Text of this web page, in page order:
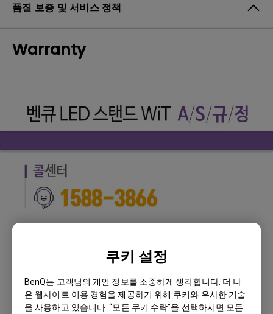
쿠키 설정
BenQ는 고객님의 개인 정보를 소중하게 생각합니다. 더 나
은 웹사이트 이용 경험을 제공하기 위해 쿠키와 유사한 기술
을 사용하고 있습니다. “모든 쿠키 수락”을 선택하시면 모든
품질 보증 및 서비스 정책
Warranty